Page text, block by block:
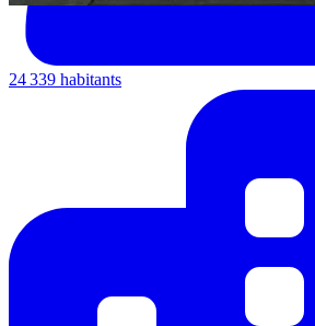
24 339 habitants